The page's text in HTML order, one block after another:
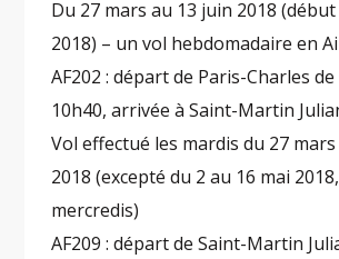
Du 27 mars au 13 juin 2018
2018) – un vol hebdomadaire en
AF202 : départ de Paris-Charles de
10h40, arrivée à Saint-Martin
Vol effectué les mardis du 27
2018 (excepté du 2 au 16 mai
mercredis)
AF209 : départ de Saint-Martin